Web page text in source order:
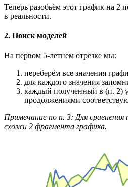
Теперь разобьём этот график на
в реальности.
2. Поиск моделей
На первом 5-летнем отрезке мы:
переберём все значения
для каждого значения
каждый полученный в (п. 2)
продолжениями
Примечание по п. 3: Для
схожи 2 фрагмента графика.